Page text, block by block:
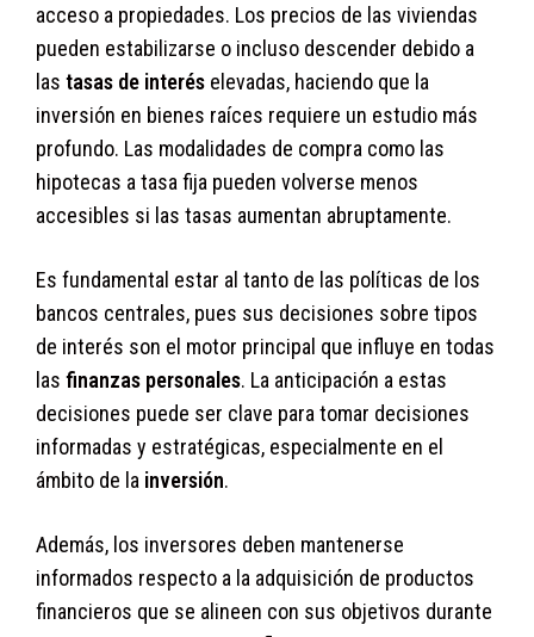
acceso a propiedades. Los precios de las viviendas
pueden estabilizarse o incluso descender debido a
las tasas de interés elevadas, haciendo que la
inversión en bienes raíces requiere un estudio más
profundo. Las modalidades de compra como las
hipotecas a tasa fija pueden volverse menos
accesibles si las tasas aumentan abruptamente.
Es fundamental estar al tanto de las políticas de los
bancos centrales, pues sus decisiones sobre tipos
de interés son el motor principal que influye en todas
las finanzas personales. La anticipación a estas
decisiones puede ser clave para tomar decisiones
informadas y estratégicas, especialmente en el
ámbito de la inversión.
Además, los inversores deben mantenerse
informados respecto a la adquisición de productos
financieros que se alineen con sus objetivos durante